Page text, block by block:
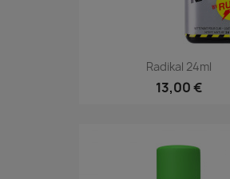
Radikal 24ml
13,00 €